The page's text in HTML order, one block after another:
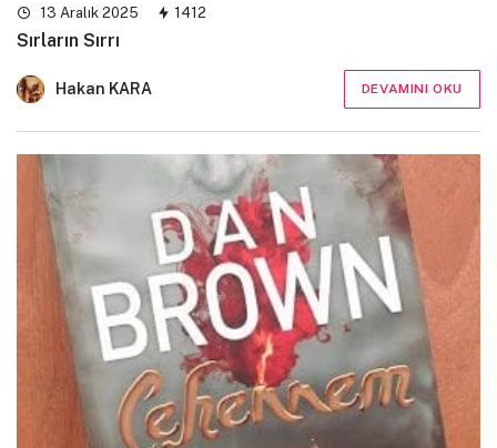
13 Aralık 2025 1412
Sırların Sırrı
Hakan KARA DEVAMINI OKU